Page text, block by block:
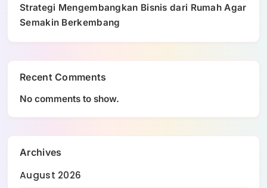
Strategi Mengembangkan Bisnis dari Rumah Agar
Semakin Berkembang
Recent Comments
No comments to show.
Archives
August 2026